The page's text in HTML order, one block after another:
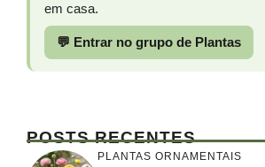
em casa.
💬 Entrar no grupo de Plantas
POSTS RECENTES
PLANTAS ORNAMENTAIS